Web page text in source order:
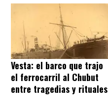
Vesta: el barco que trajo
el ferrocarril al Chubut
entre tragedias y rituales